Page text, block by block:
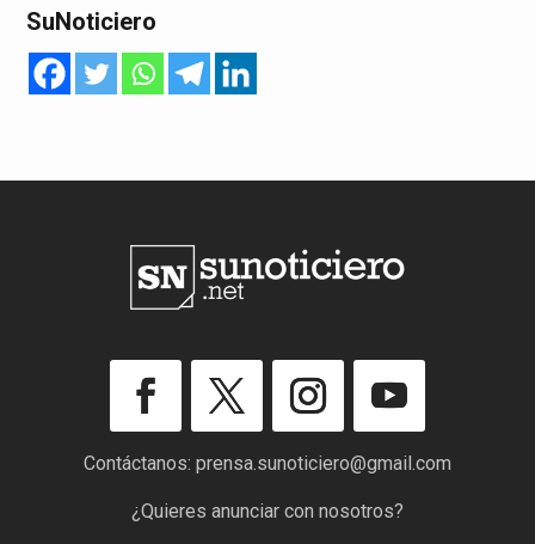
SuNoticiero
Contáctanos: prensa.sunoticiero@gmail.com
¿Quieres anunciar con nosotros?